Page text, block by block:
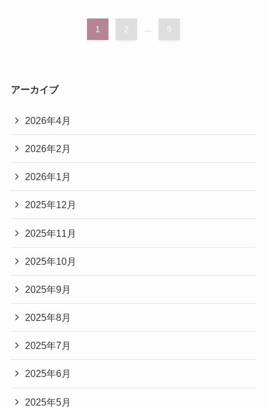
1 2 ... 9
アーカイブ
2026年4月
2026年2月
2026年1月
2025年12月
2025年11月
2025年10月
2025年9月
2025年8月
2025年7月
2025年6月
2025年5月